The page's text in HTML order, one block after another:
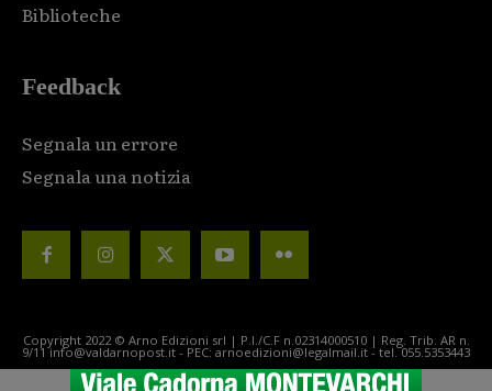
Biblioteche
Feedback
Segnala un errore
Segnala una notizia
Copyright 2022 © Arno Edizioni srl | P.I./C.F n.02314000510 | Reg. Trib. AR n.
9/11 info@valdarnopost.it - PEC: arnoedizioni@legalmail.it - tel. 055.5353443